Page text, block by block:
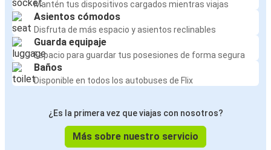
Mantén tus dispositivos cargados mientras viajas
Asientos cómodos
Disfruta de más espacio y asientos reclinables
Guarda equipaje
Espacio para guardar tus posesiones de forma segura
Baños
Disponible en todos los autobuses de Flix
¿Es la primera vez que viajas con nosotros?
Más sobre nuestro servicio